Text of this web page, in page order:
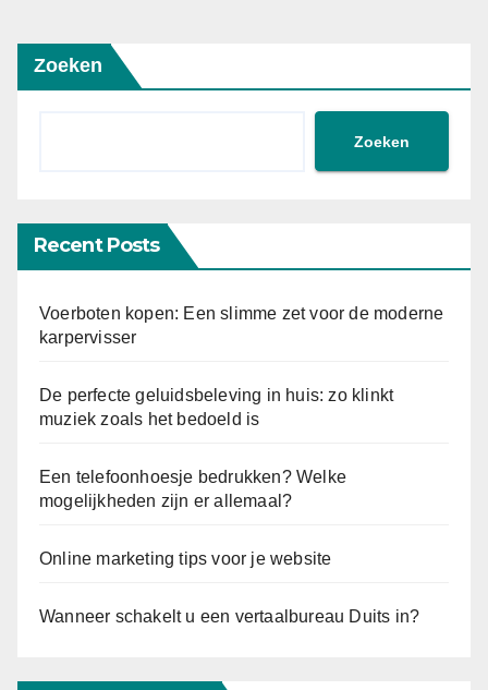
Zoeken
Zoeken
Recent Posts
Voerboten kopen: Een slimme zet voor de moderne
karpervisser
De perfecte geluidsbeleving in huis: zo klinkt
muziek zoals het bedoeld is
Een telefoonhoesje bedrukken? Welke
mogelijkheden zijn er allemaal?
Online marketing tips voor je website
Wanneer schakelt u een vertaalbureau Duits in?